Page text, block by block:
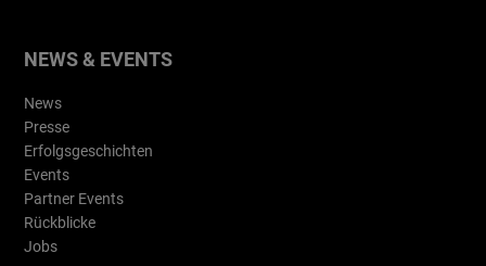
NEWS & EVENTS
News
Presse
Erfolgsgeschichten
Events
Partner Events
Rückblicke
Jobs